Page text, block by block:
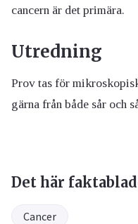
cancern är det primära.
Utredning
Prov tas för
gärna från både sår och
Det här
Cancer